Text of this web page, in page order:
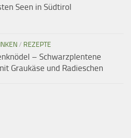
Seen in Südtirol
/ REZEPTE
– Schwarzplentene
Graukäse und Radieschen